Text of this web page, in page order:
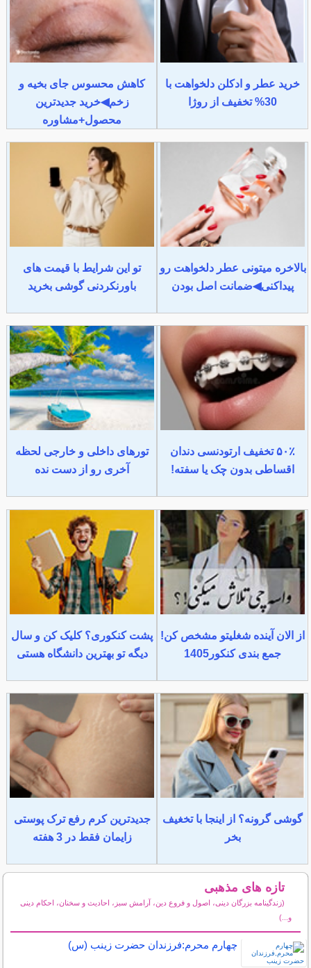
خرید عطر و ادکلن دلخواهت با
30% تخفیف از روژا
کاهش محسوس جای بخیه و
زخم◀خرید جدیدترین
محصول+مشاوره
بالاخره میتونی عطر دلخواهت رو
پیداکنی◀ضمانت اصل بودن
تو این شرایط با قیمت های
باورنکردنی گوشی بخرید
۵۰٪ تخفیف ارتودنسی دندان
اقساطی بدون چک یا سفته!
تورهای داخلی و خارجی لحظه
آخری رو از دست نده
از الان آینده شغلیتو مشخص کن!
جمع بندی کنکور1405
پشت کنکوری؟ کلیک کن و سال
دیگه تو بهترین دانشگاه هستی
گوشی گرونه؟ از اینجا با تخغیف
بخر
جدیدترین کرم رفع ترک پوستی
زایمان فقط در 3 هفته
تازه های مذهبی
(زندگینامه بزرگان دینی، اصول و فروع دین، آرامش سبز، احادیث و سخنان، احکام دینی
و...)
چهارم محرم:فرزندان حضرت زینب (س)